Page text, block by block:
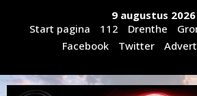
9 augustus 2026
Start pagina
112 Drenthe
Facebook
Twitter